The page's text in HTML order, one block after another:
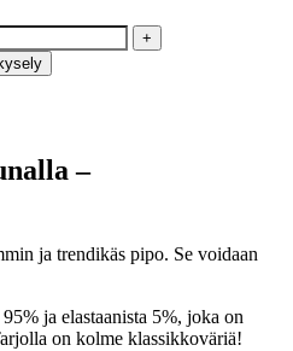
–
ja trendikäs pipo. Se voidaan
ja elastaanista 5%, joka on
on kolme klassikkoväriä!